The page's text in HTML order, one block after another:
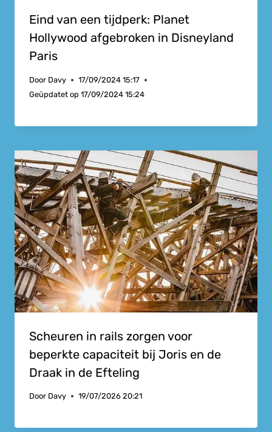
Eind van een tijdperk: Planet
Hollywood afgebroken in Disneyland
Paris
Door Davy
17/09/2024 15:17
Geüpdatet op 17/09/2024 15:24
Scheuren in rails zorgen voor
beperkte capaciteit bij Joris en de
Draak in de Efteling
Door Davy 19/07/2026 20:21